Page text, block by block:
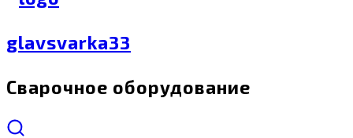
glavsvarka33
Сварочное оборудование